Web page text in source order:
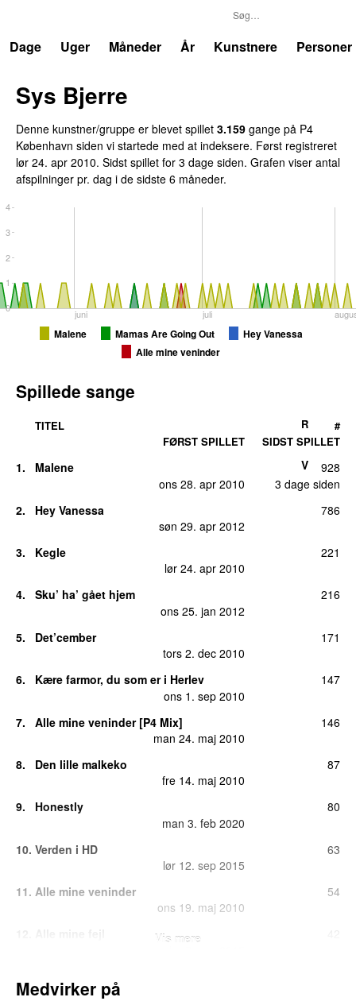
Dage
Uger Måneder År Kunstnere Personer
Sys Bjerre
Denne kunstner/gruppe er blevet spillet 3.159 gange på P4
København siden vi startede med at indeksere. Først registreret
lør 24. apr 2010. Sidst spillet for 3 dage siden. Grafen viser antal
afspilninger pr. dag i de sidste 6 måneder.
juni juli
0
1
2
3
4
Malene Mamas Are Going Out
Hey Vanessa
Alle mine veninder
Spillede sange
TITEL
FØRST SPILLET
SIDST SPILLET
R #
1.
Malene
ons 28. apr 2010
3 dage siden
V 928
2.
Hey Vanessa
søn 29. apr 2012
786
3.
Kegle
lør 24. apr 2010
221
4.
Sku’ ha’ gået hjem
ons 25. jan 2012
216
5.
Det’cember
tors 2. dec 2010
171
6.
Kære farmor, du som er i Herlev
ons 1. sep 2010
147
7.
Alle mine veninder [P4 Mix]
man 24. maj 2010
146
8.
Den lille malkeko
fre 14. maj 2010
87
9.
Honestly
man 3. feb 2020
80
10. Verden i HD
lør 12. sep 2015
63
11. Alle mine veninder
ons 19. maj 2010
54
Sebastian)
Vis mere
Medvirker på